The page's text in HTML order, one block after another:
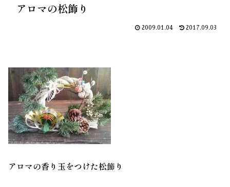
アロマの松飾り
2009.01.04 2017.09.03
アロマの香り玉をつけた松飾り